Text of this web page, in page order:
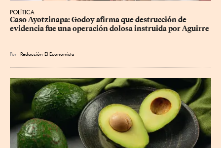
POLÍTICA
Caso Ayotzinapa: Godoy afirma que destrucción de
evidencia fue una operación dolosa instruida por Aguirre
Por Redacción El Economista